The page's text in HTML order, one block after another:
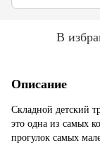
В
Описание
Складной детский
это одна из самых
прогулок самых